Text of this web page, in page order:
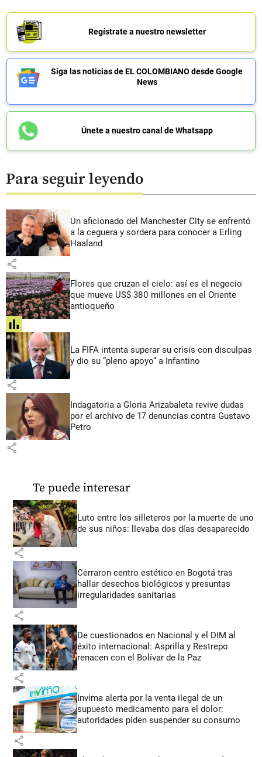
Regístrate a nuestro newsletter
Siga las noticias de EL COLOMBIANO desde Google
News
Únete a nuestro canal de Whatsapp
Para seguir leyendo
Un aficionado del Manchester City se enfrentó
a la ceguera y sordera para conocer a Erling
Haaland
share
Flores que cruzan el cielo: así es el negocio
que mueve US$ 380 millones en el Oriente
antioqueño
share
La FIFA intenta superar su crisis con disculpas
y dio su “pleno apoyo” a Infantino
share
Indagatoria a Gloria Arizabaleta revive dudas
por el archivo de 17 denuncias contra Gustavo
Petro
share
Te puede interesar
Luto entre los silleteros por la muerte de uno
de sus niños: llevaba dos días desaparecido
share
Cerraron centro estético en Bogotá tras
hallar desechos biológicos y presuntas
irregularidades sanitarias
share
De cuestionados en Nacional y el DIM al
éxito internacional: Asprilla y Restrepo
renacen con el Bolívar de la Paz
share
Invima alerta por la venta ilegal de un
supuesto medicamento para el dolor:
autoridades piden suspender su consumo
share